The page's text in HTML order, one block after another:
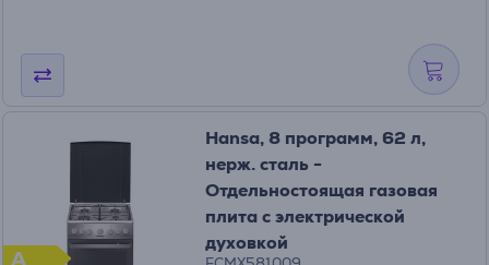
A
Hansa, 8 программ, 62 л,
нерж. сталь -
Отдельностоящая газовая
плита с электрической
духовкой